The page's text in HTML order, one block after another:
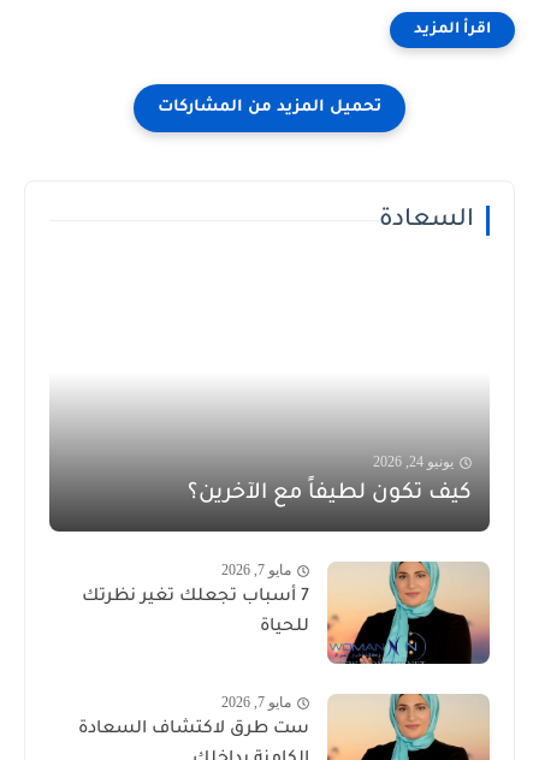
السعادة
يونيو 24, 2026
كيف تكون لطيفاً مع الآخرين؟
مايو 7, 2026
7 أسباب تجعلك تغير نظرتك
للحياة
مايو 7, 2026
ست طرق لاكتشاف السعادة